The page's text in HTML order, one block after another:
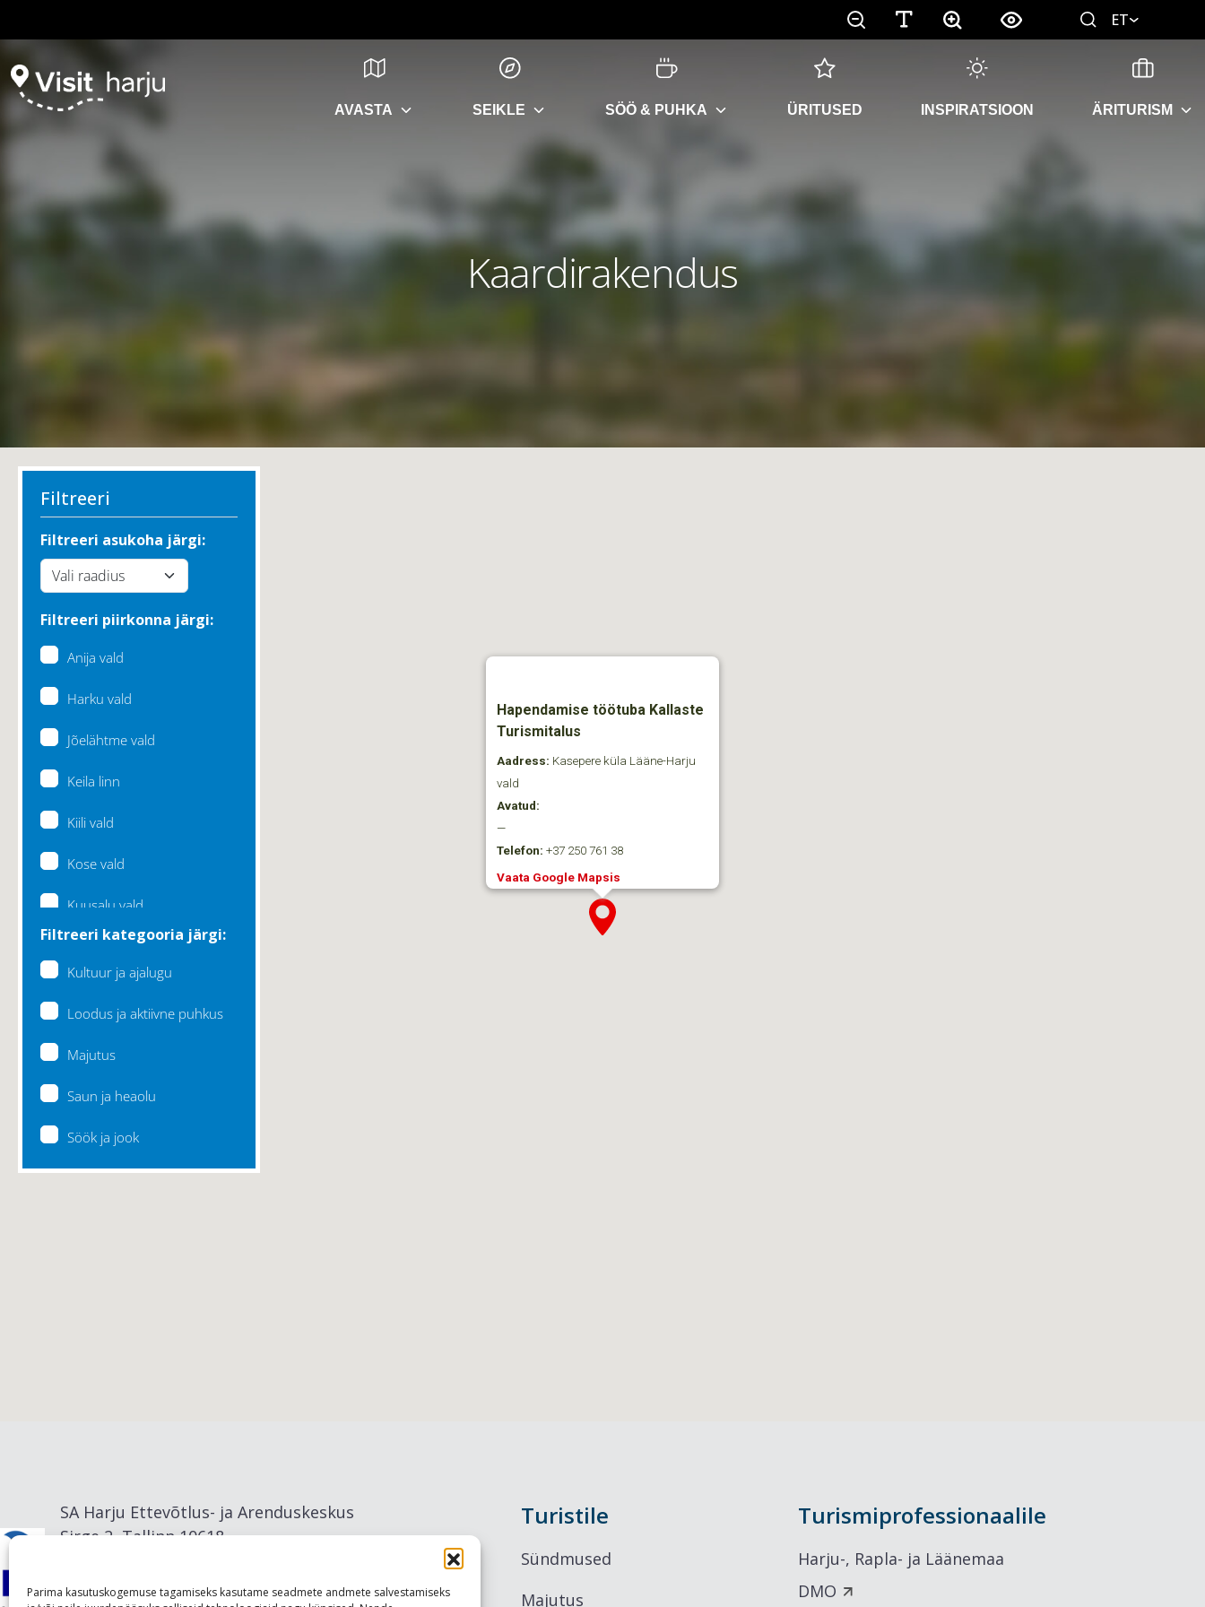
Parima kasutuskogemuse tagamiseks kasutame seadmete andmete salvestamiseks
ET
AVASTA SEIKLE SÖÖ & PUHKA ÜRITUSED INSPIRATSIOON ÄRITURISM
Kaardirakendus
Filtreeri
Filtreeri asukoha järgi:
Filtreeri piirkonna järgi:
Anija vald
Harku vald
Jõelähtme vald
Keila linn
Kiili vald
Kose vald
Kuusalu vald
Lääne-Harju vald
Filtreeri kategooria järgi:
Kultuur ja ajalugu
Loodus ja aktiivne puhkus
Majutus
Saun ja heaolu
Söök ja jook
Hapendamise töötuba Kallaste
Turismitalus
Aadress: Kasepere küla Lääne-Harju
vald
Avatud:
—
Telefon: +37 250 761 38
Vaata Google Mapsis
SA Harju Ettevõtlus- ja Arenduskeskus
Sirge 2, Tallinn 10618
Turistile
Sündmused
Majutus
Turismiprofessionaalile
Harju-, Rapla- ja Läänemaa
DMO